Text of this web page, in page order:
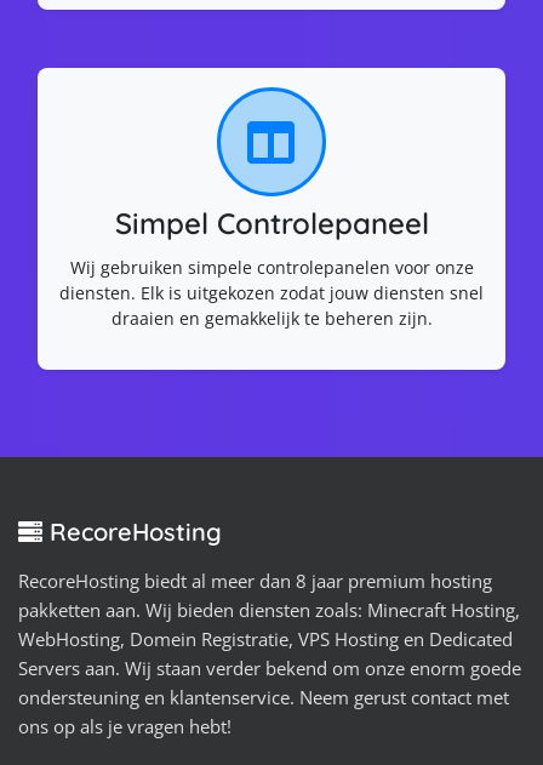
Simpel Controlepaneel
Wij gebruiken simpele controlepanelen voor onze
diensten. Elk is uitgekozen zodat jouw diensten snel
draaien en gemakkelijk te beheren zijn.
RecoreHosting
RecoreHosting biedt al meer dan 8 jaar premium hosting
pakketten aan. Wij bieden diensten zoals: Minecraft Hosting,
WebHosting, Domein Registratie, VPS Hosting en Dedicated
Servers aan. Wij staan verder bekend om onze enorm goede
ondersteuning en klantenservice. Neem gerust contact met
ons op als je vragen hebt!